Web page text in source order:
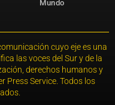
Mundo
cuyo eje es una
las voces del Sur y de la
derechos humanos y
Press Service. Todos los